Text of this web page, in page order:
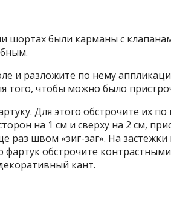
шортах были карманы с
и разложите по нему
того, чтобы можно было
Для этого обстрочите их по
на 1 см и сверху на 2 см,
раз швом «зиг-заг». На
обстрочите
кант.